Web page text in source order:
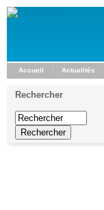
Accueil Actualités
Rechercher